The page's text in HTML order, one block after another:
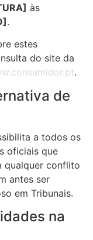
às
.
estes
do site da
.
de
a todos os
oficiais que
qualquer conflito
antes ser
em Tribunais.
na